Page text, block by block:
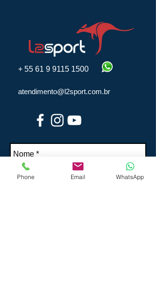
+ 55 61 9 9115 1500
atendimento@l2sport.com.br
Phone Email WhatsApp